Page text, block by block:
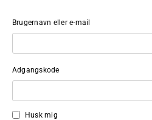
Brugernavn eller e-mail
Adgangskode
Husk mig